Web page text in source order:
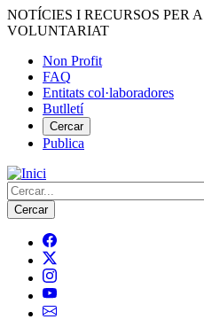
Vés
al
NOTÍCIES I RECURSOS PER
VOLUNTARIAT
Menú
del
compte
d'usuari
Non Profit
FAQ
Entitats col·laboradores
Butlletí
Cercar
Publica
Cerca